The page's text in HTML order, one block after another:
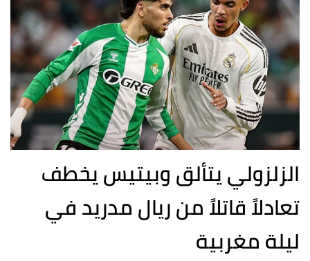
الزلزولي يتألق وبيتيس يخطف
تعادلاً قاتلاً من ريال مدريد في
ليلة مغربية